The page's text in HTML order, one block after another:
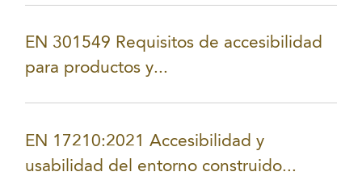
EN 301549 Requisitos de accesibilidad
para productos y...
EN 17210:2021 Accesibilidad y
usabilidad del entorno construido...